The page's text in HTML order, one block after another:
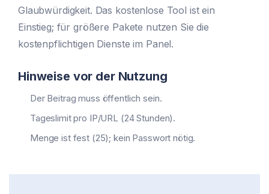
Glaubwürdigkeit. Das kostenlose Tool ist ein
Einstieg; für größere Pakete nutzen Sie die
kostenpflichtigen Dienste im Panel.
Hinweise vor der Nutzung
Der Beitrag muss öffentlich sein.
Tageslimit pro IP/URL (24 Stunden).
Menge ist fest (25); kein Passwort nötig.